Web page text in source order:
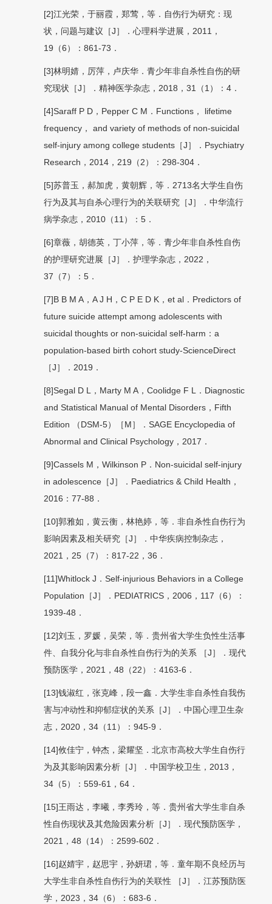
[2]江光荣，于丽霞，郑莺，等．自伤行为研究：现
状，问题与建议［J］．心理科学进展，2011，
19（6）：861-73．
[3]林明婧，厉萍，卢庆华．青少年非自杀性自伤的研
究现状［J］．精神医学杂志，2018，31（1）：4．
[4]Saraff P D，Pepper C M．Functions， lifetime
frequency， and variety of methods of non-suicidal
self-injury among college students［J］．Psychiatry
Research，2014，219（2）：298-304．
[5]苏普玉，郝加虎，黄朝辉，等．2713名大学生自伤
行为及其与自杀心理行为的关联研究［J］．中华流行
病学杂志，2010（11）：5．
[6]章薇，胡德英，丁小萍，等．青少年非自杀性自伤
的护理研究进展［J］．护理学杂志，2022，
37（7）：5．
[7]B B M A，A J H，C P E D K，et al．Predictors of
future suicide attempt among adolescents with
suicidal thoughts or non-suicidal self-harm：a
population-based birth cohort study-ScienceDirect
［J］．2019．
[8]Segal D L，Marty M A，Coolidge F L．Diagnostic
and Statistical Manual of Mental Disorders，Fifth
Edition （DSM-5）［M］．SAGE Encyclopedia of
Abnormal and Clinical Psychology，2017．
[9]Cassels M，Wilkinson P．Non-suicidal self-injury
in adolescence［J］．Paediatrics & Child Health，
2016：77-88．
[10]郭雅如，黄云衡，林艳婷，等．非自杀性自伤行为
影响因素及相关研究［J］．中华疾病控制杂志，
2021，25（7）：817-22，36．
[11]Whitlock J．Self-injurious Behaviors in a College
Population［J］．PEDIATRICS，2006，117（6）：
1939-48．
[12]刘玉，罗媛，吴荣，等．贵州省大学生负性生活事
件、自我分化与非自杀性自伤行为的关系 ［J］．现代
预防医学，2021，48（22）：4163-6．
[13]钱淑红，张克峰，段一鑫．大学生非自杀性自我伤
害与冲动性和抑郁症状的关系［J］．中国心理卫生杂
志，2020，34（11）：945-9．
[14]攸佳宁，钟杰，梁耀坚．北京市高校大学生自伤行
为及其影响因素分析［J］．中国学校卫生，2013，
34（5）：559-61，64．
[15]王雨达，李曦，李秀玲，等．贵州省大学生非自杀
性自伤现状及其危险因素分析［J］．现代预防医学，
2021，48（14）：2599-602．
[16]赵婧宇，赵思宇，孙妍珺，等．童年期不良经历与
大学生非自杀性自伤行为的关联性 ［J］．江苏预防医
学，2023，34（6）：683-6．